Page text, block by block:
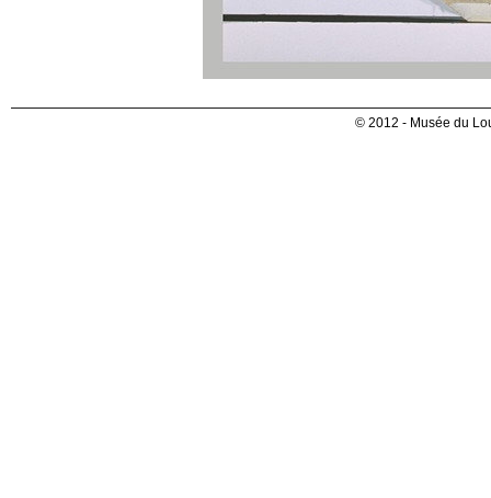
© 2012 - Musée du